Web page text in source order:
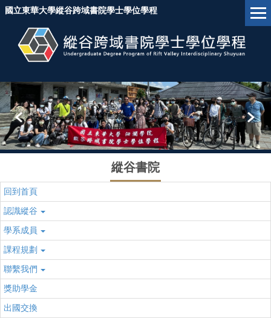
跳
區
塊
國立東華大學縱谷跨域書院學士學位學程
縱谷書院
回到首頁
認識縱谷
學系成員
課程規劃
聯繫我們
獎助學金
出國交換